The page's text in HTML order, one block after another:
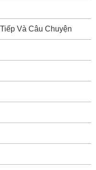
Và Câu Chuyện